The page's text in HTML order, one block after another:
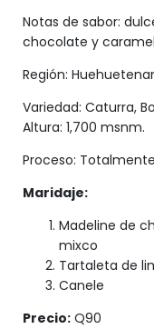
Notas de sabor:
chocolate y
Región:
Variedad: Caturra,
Altura: 1,700 msnm.
Proceso:
Maridaje:
Madeline de
mixco
Tartaleta de
Canele
Precio: Q90